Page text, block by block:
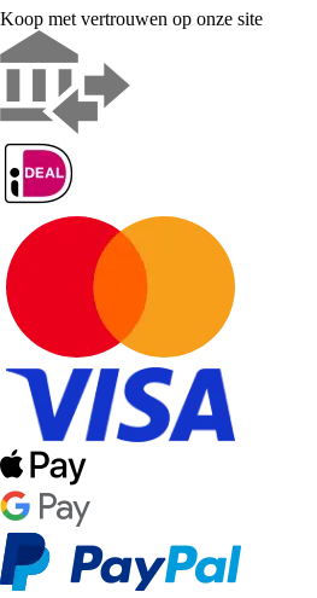
Koop met vertrouwen op onze site